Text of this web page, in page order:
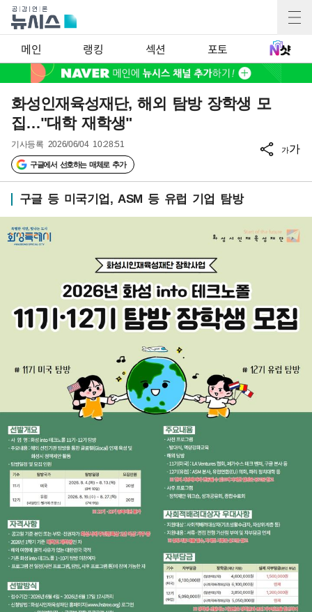
메인 랭킹 섹션 포토
화성인재육성재단, 해외 탐방 장학생 모
집…"대학 재학생"
기사등록 2026/06/04 10:28:51
구글에서 선호하는 매체로 추가
가가
구글 등 미국기업, ASM 등 유럽 기업 탐방